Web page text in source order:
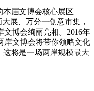
届文博会核心展区
展、万分一创意市集，
文博会绚丽亮相。2016年
岸文博会将带你领略文化
这将是一场两岸规模最大